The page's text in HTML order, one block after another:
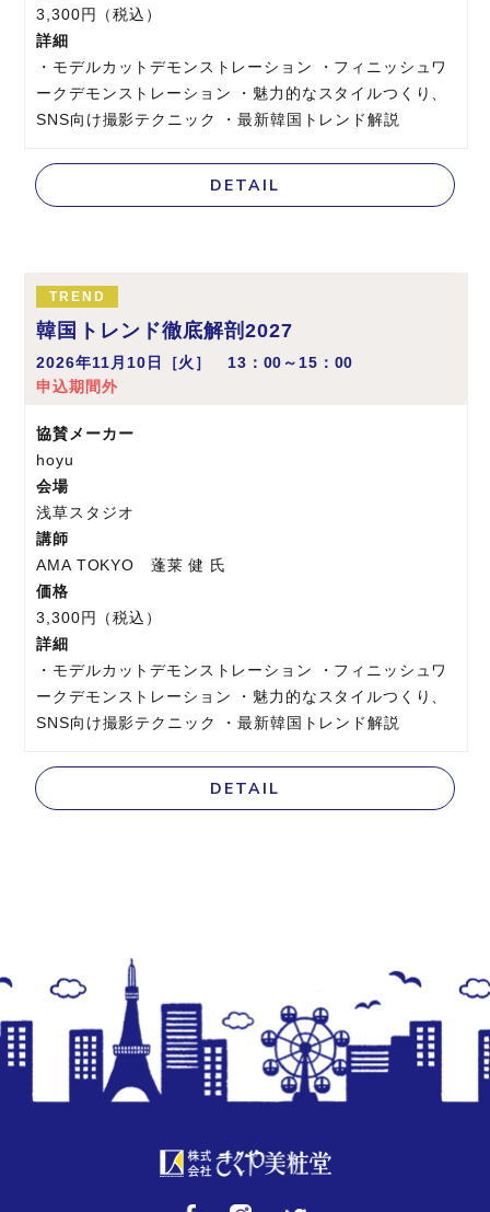
3,300円（税込）
詳細
・モデルカットデモンストレーション ・フィニッシュワ
ークデモンストレーション ・魅力的なスタイルつくり、
SNS向け撮影テクニック ・最新韓国トレンド解説
DETAIL
TREND
韓国トレンド徹底解剖2027
2026年11月10日［火］ 13：00～15：00
申込期間外
協賛メーカー
hoyu
会場
浅草スタジオ
講師
AMA TOKYO 蓬莱 健 氏
価格
3,300円（税込）
詳細
・モデルカットデモンストレーション ・フィニッシュワ
ークデモンストレーション ・魅力的なスタイルつくり、
SNS向け撮影テクニック ・最新韓国トレンド解説
DETAIL